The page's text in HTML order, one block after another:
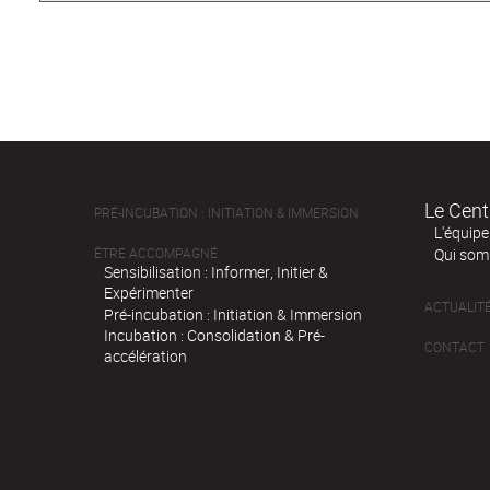
PRÉ-INCUBATION : INITIATION & IMMERSION
ÊTRE ACCOMPAGNÉ
Sensibilisation : Informer, Initier &
Expérimenter
Pré-incubation : Initiation & Immersion
Incubation : Consolidation & Pré-
accélération
Le
L'équipe
Qui
CONTACT